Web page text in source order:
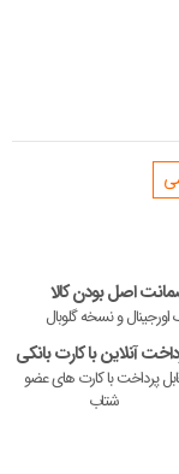
اصل بودن کالا
و نسخه گلوبال
آنلاین با کارت بانکی
پرداخت با کارت های عضو
شتاب